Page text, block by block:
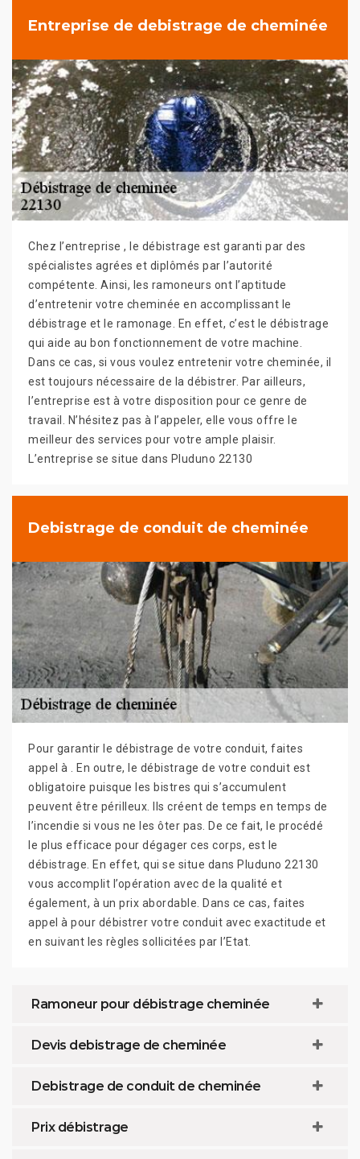
Entreprise de debistrage de cheminée
Chez l’entreprise , le débistrage est garanti par des
spécialistes agrées et diplômés par l’autorité
compétente. Ainsi, les ramoneurs ont l’aptitude
d’entretenir votre cheminée en accomplissant le
débistrage et le ramonage. En effet, c’est le débistrage
qui aide au bon fonctionnement de votre machine.
Dans ce cas, si vous voulez entretenir votre cheminée, il
est toujours nécessaire de la débistrer. Par ailleurs,
l’entreprise est à votre disposition pour ce genre de
travail. N’hésitez pas à l’appeler, elle vous offre le
meilleur des services pour votre ample plaisir.
L’entreprise se situe dans Pluduno 22130
Debistrage de conduit de cheminée
Pour garantir le débistrage de votre conduit, faites
appel à . En outre, le débistrage de votre conduit est
obligatoire puisque les bistres qui s’accumulent
peuvent être périlleux. Ils créent de temps en temps de
l’incendie si vous ne les ôter pas. De ce fait, le procédé
le plus efficace pour dégager ces corps, est le
débistrage. En effet, qui se situe dans Pluduno 22130
vous accomplit l’opération avec de la qualité et
également, à un prix abordable. Dans ce cas, faites
appel à pour débistrer votre conduit avec exactitude et
en suivant les règles sollicitées par l’Etat.
Ramoneur pour débistrage cheminée
Devis debistrage de cheminée
Debistrage de conduit de cheminée
Prix débistrage